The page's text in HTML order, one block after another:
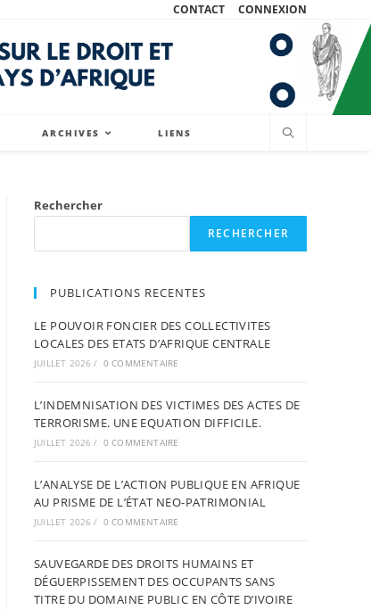
CONTACT CONNEXION
ARCHIVES LIENS
Rechercher
RECHERCHER
PUBLICATIONS RECENTES
LE POUVOIR FONCIER DES COLLECTIVITES
LOCALES DES ETATS D’AFRIQUE CENTRALE
JUILLET 2026 / 0 COMMENTAIRE
L’INDEMNISATION DES VICTIMES DES ACTES DE
TERRORISME. UNE EQUATION DIFFICILE.
JUILLET 2026 / 0 COMMENTAIRE
L’ANALYSE DE L’ACTION PUBLIQUE EN AFRIQUE
AU PRISME DE L’ÉTAT NEO-PATRIMONIAL
JUILLET 2026 / 0 COMMENTAIRE
SAUVEGARDE DES DROITS HUMAINS ET
DÉGUERPISSEMENT DES OCCUPANTS SANS
TITRE DU DOMAINE PUBLIC EN CÔTE D’IVOIRE